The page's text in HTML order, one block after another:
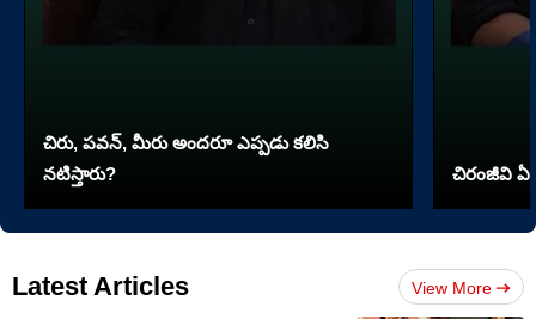
చిరు, పవన్, మీరు అందరూ ఎప్పడు కలిసి
నటిస్తారు?
చిరంజీవి ఏ
Latest Articles View More